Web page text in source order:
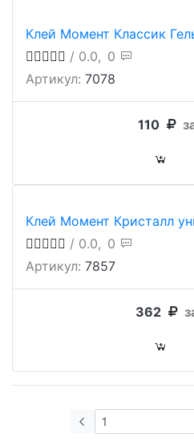
Клей Момент Классик
/ 0.0, 0
Артикул: 7078
110
Клей Момент Кристалл
/ 0.0, 0
Артикул: 7857
362